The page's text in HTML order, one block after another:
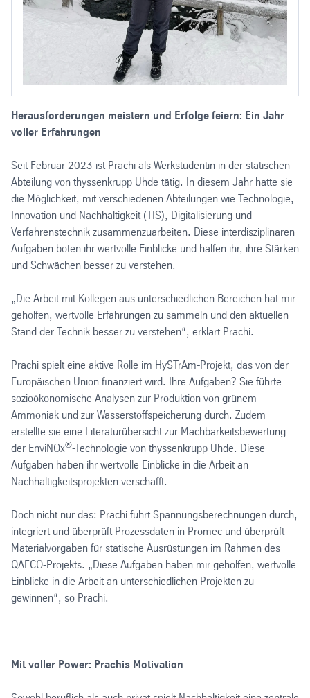
Herausforderungen meistern und Erfolge feiern: Ein Jahr
voller Erfahrungen
Seit Februar 2023 ist Prachi als Werkstudentin in der statischen
Abteilung von thyssenkrupp Uhde tätig. In diesem Jahr hatte sie
die Möglichkeit, mit verschiedenen Abteilungen wie Technologie,
Innovation und Nachhaltigkeit (TIS), Digitalisierung und
Verfahrenstechnik zusammenzuarbeiten. Diese interdisziplinären
Aufgaben boten ihr wertvolle Einblicke und halfen ihr, ihre Stärken
und Schwächen besser zu verstehen.
„Die Arbeit mit Kollegen aus unterschiedlichen Bereichen hat mir
geholfen, wertvolle Erfahrungen zu sammeln und den aktuellen
Stand der Technik besser zu verstehen“, erklärt Prachi.
Prachi spielt eine aktive Rolle im HySTrAm-Projekt, das von der
Europäischen Union finanziert wird. Ihre Aufgaben? Sie führte
sozioökonomische Analysen zur Produktion von grünem
Ammoniak und zur Wasserstoffspeicherung durch. Zudem
erstellte sie eine Literaturübersicht zur Machbarkeitsbewertung
der EnviNOx®-Technologie von thyssenkrupp Uhde. Diese
Aufgaben haben ihr wertvolle Einblicke in die Arbeit an
Nachhaltigkeitsprojekten verschafft.
Doch nicht nur das: Prachi führt Spannungsberechnungen durch,
integriert und überprüft Prozessdaten in Promec und überprüft
Materialvorgaben für statische Ausrüstungen im Rahmen des
QAFCO-Projekts. „Diese Aufgaben haben mir geholfen, wertvolle
Einblicke in die Arbeit an unterschiedlichen Projekten zu
gewinnen“, so Prachi.
Mit voller Power: Prachis Motivation